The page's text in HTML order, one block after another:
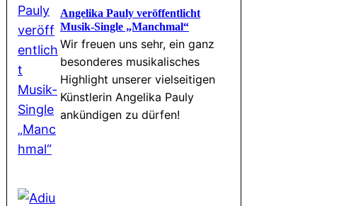
Angelika Pauly veröffentlicht
Musik-Single „Manchmal“
Wir freuen uns sehr, ein ganz
besonderes musikalisches
Highlight unserer vielseitigen
Künstlerin Angelika Pauly
ankündigen zu dürfen!